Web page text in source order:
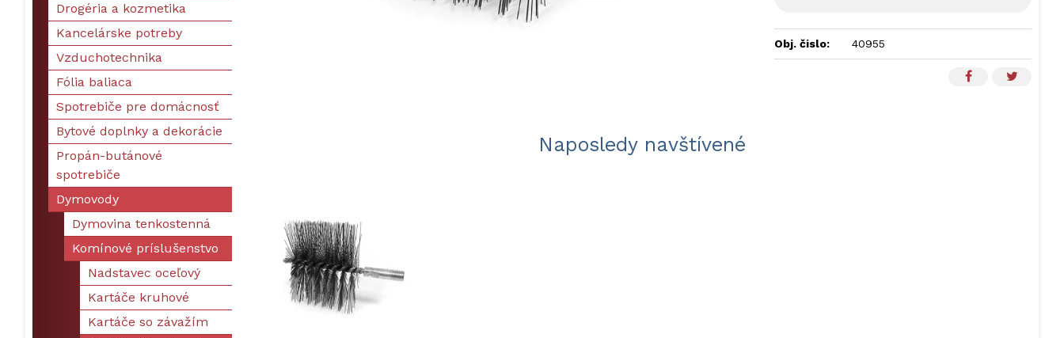
Obj. čislo: 40955
Naposledy navštívené
Drogéria a kozmetika
Kancelárske potreby
Vzduchotechnika
Fólia baliaca
Spotrebiče pre domácnosť
Bytové doplnky a dekorácie
Propán-butánové
spotrebiče
Dymovody
Dymovina tenkostenná
Komínové príslušenstvo
Nadstavec oceľový
Kartáče kruhové
Kartáče so závažím